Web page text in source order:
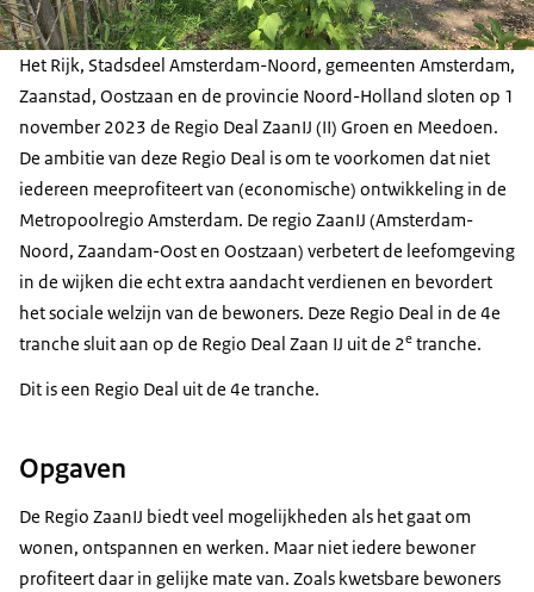
Het Rijk, Stadsdeel Amsterdam-Noord, gemeenten Amsterdam,
Zaanstad, Oostzaan en de provincie Noord-Holland sloten op 1
november 2023 de Regio Deal ZaanIJ (II) Groen en Meedoen.
De ambitie van deze Regio Deal is om te voorkomen dat niet
iedereen meeprofiteert van (economische) ontwikkeling in de
Metropoolregio Amsterdam. De regio ZaanIJ (Amsterdam-
Noord, Zaandam-Oost en Oostzaan) verbetert de leefomgeving
in de wijken die echt extra aandacht verdienen en bevordert
het sociale welzijn van de bewoners. Deze Regio Deal in de 4e
tranche sluit aan op de Regio Deal Zaan IJ uit de 2e tranche.
Dit is een Regio Deal uit de 4e tranche.
Opgaven
De Regio ZaanIJ biedt veel mogelijkheden als het gaat om
wonen, ontspannen en werken. Maar niet iedere bewoner
profiteert daar in gelijke mate van. Zoals kwetsbare bewoners